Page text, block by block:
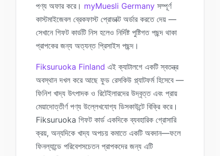
পণ্য অফার করে। myMuesli Germany সম্পূর্ণ
কাস্টমাইজেবল ব্রেকফাস্ট প্রোডাক্ট অর্ডার করতে দেয় —
সেখানে গিফট কার্ডটি নিস হলেও নির্দিষ্ট পুষ্টিগত পছন্দ থাকা
প্রাপকের জন্য অত্যন্ত প্রিসাইস পছন্দ।
Fiksuruoka Finland এই ক্যাটালগে একটি স্বতন্ত্র
অবস্থান দখল করে আছে ফুড রেসকিউ প্ল্যাটফর্ম হিসেবে —
ফিনিশ খাদ্য উৎপাদক ও রিটেইলারদের উদ্বৃত্ত এবং প্রায়
মেয়াদোত্তীর্ণ পণ্য উল্লেখযোগ্য ডিসকাউন্টে বিক্রি করে।
Fiksuruoka গিফট কার্ড একদিকে ব্যবহারিক গ্রোসারি
ক্রয়, অন্যদিকে খাদ্য অপচয় কমাতে একটি অবদান—ফলে
ফিনল্যান্ডে পরিবেশসচেতন প্রাপকদের জন্য এটি